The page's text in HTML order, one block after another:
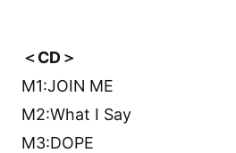
＜CD＞
M1:JOIN ME
M2:What I Say
M3:DOPE